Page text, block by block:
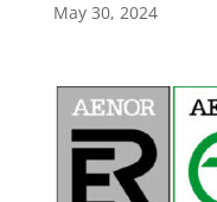
May 30, 2024